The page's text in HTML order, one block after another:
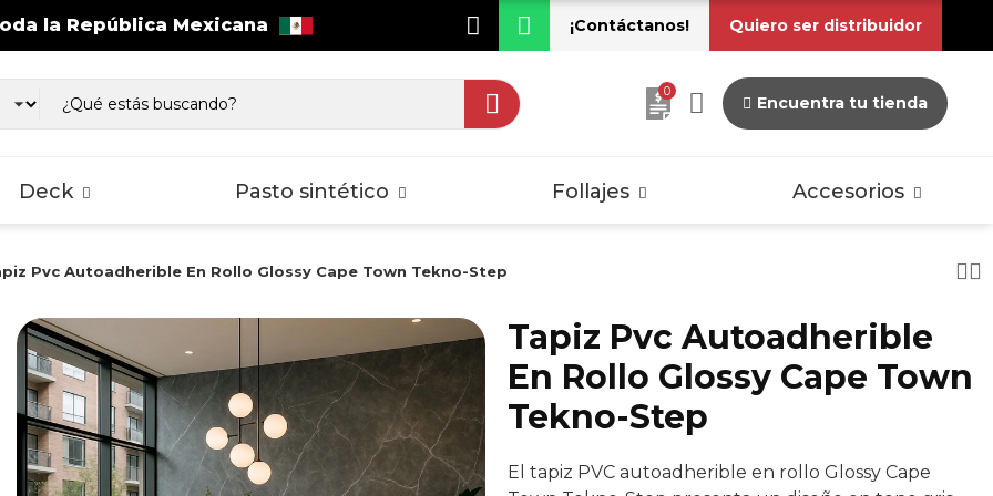
la República Mexicana ¡Contáctanos! Quiero ser distribuidor
0
Encuentra tu tienda
WPC Exterior
Laminados
Pisos Laminados
Select
Pisos Laminados
Splash
Pisos Laminados
Vintage
Deck Pasto sintético Follajes Accesorios
Laminados
Pisos Laminados
Pisos Laminados
Pvc Autoadherible En Rollo Glossy Cape Town Tekno-Step
Tapiz Pvc Autoadherible
En Rollo Glossy Cape Town
Tekno-Step
El tapiz PVC autoadherible en rollo Glossy Cape